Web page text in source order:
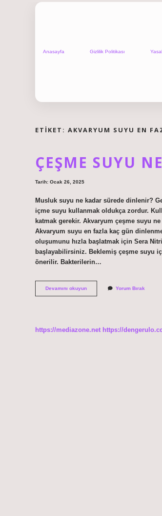
Anasayfa Gizlilik Politikası
ETIKET: AKVARYUM SUYU EN
ÇEŞME SUYU
Tarih: Ocak 26, 2025
Musluk suyu ne kadar sürede dinlenir?
içme suyu kullanmak oldukça zordur.
katmak gerekir. Akvaryum çeşme suyu
Akvaryum suyu en fazla kaç gün
oluşumunu hızla başlatmak için Sera
başlayabilirsiniz. Beklemiş çeşme suyu
önerilir. Bakterilerin…
Devamını okuyunÇeşme
Suyu
Yorum Bırak
https://mediazone.net https://